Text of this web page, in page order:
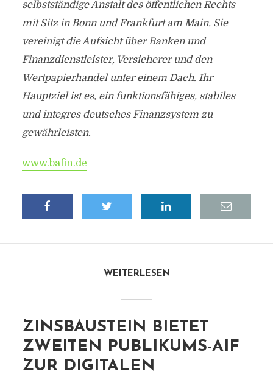
selbstständige Anstalt des öffentlichen Rechts
mit Sitz in Bonn und Frankfurt am Main. Sie
vereinigt die Aufsicht über Banken und
Finanzdienstleister, Versicherer und den
Wertpapierhandel unter einem Dach. Ihr
Hauptziel ist es, ein funktionsfähiges, stabiles
und integres deutsches Finanzsystem zu
gewährleisten.
www.bafin.de
WEITERLESEN
ZINSBAUSTEIN BIETET
ZWEITEN PUBLIKUMS-AIF
ZUR DIGITALEN